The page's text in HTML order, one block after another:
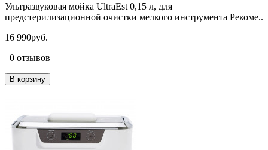
Ультразвуковая мойка UltraEst 0,15 л, для
предстерилизационной очистки мелкого инструмента Рекоме..
16 990руб.
0 отзывов
В корзину